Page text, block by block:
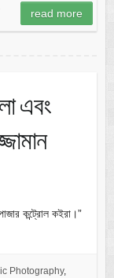
read more
এবং
কন্ট্রোল কইরা।”
Photography,